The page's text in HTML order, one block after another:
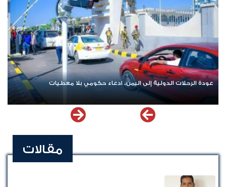
عودة الرحلات الدولية إلى اليمن.. ادعاء حكومي بلا معطيات
مقالات